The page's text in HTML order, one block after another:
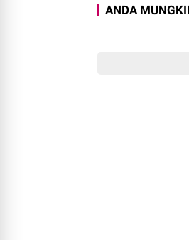
ANDA